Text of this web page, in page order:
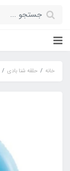
خانه حلقه شنا بادی